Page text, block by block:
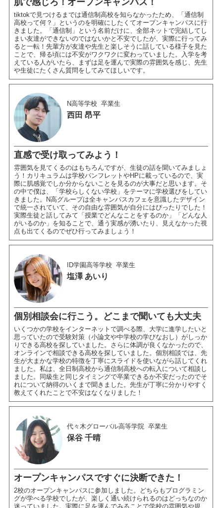
tiktokで見つけるまでは通信制高校を知らなかったため、「通信制
高校って何？」というのを明確にしたくてオープンキャンパスに行
きました。「通信制」という名前だけに、全部ネットで完結してし
まい友達ができないのではないかと不安でしたが、実際に行ってみ
ると一転！先輩方が友達や先生と楽しそうに話している様子を見た
ことで、帰る頃には不安がワクワクに変わっていました。入学を考
えている人がいたら、まずは足を運んで実際の雰囲気を感じ、先生
や生徒にたくさん質問をしてみてほしいです。
N高等学校 卒業生
西田 昂平
直感で受け取ってみよう！
雰囲気を見てくるのはもちろんですが、生徒の話を聞いてみましょ
う！カリキュラムは学校パンフレットやHPに載っているので、実
際に肌感覚でしか分からないことを見るのが大事だと思います。そ
の中で僕は、「学校らしくない学校」をテーマに学校選びをしてい
きました。N高グループは全キャンパスカフェを意識したデザイン
で統一されていて、その自由な雰囲気が自分にはぴったりでした！
実際生徒と話してみて「授業でどんなことをするのか」「どんな人
がいるのか」を知ることで、通う実感が湧いたり、見えなかった視
点も出てくるのでぜひ行ってみましょう！
ID学園高等学校 卒業生
塩澤 あいり
個別相談会に行こう。どこまで聞いても大丈夫
いくつかの学校をインターネットで調べる際、大学に進学したいと
思っていたので受験対策（小論文や中学校の学びなおし）がしっか
りできる高校を探していました。さらに体調が良くなかったので、
オンラインで相談できる高校を探していました。個別相談では、先
生が大まかな学校の特徴を丁寧にスライドを使いながら話してくれ
ました。私は、全日制高校から通信制高校への転入について相談し
ました。同級生と同じタイミングで卒業できるか不安だったのでそ
れについて納得のいくまで聞きました。先生が丁寧に分かりやすく
教えてくれたことで不安はなくなりました！
代々木グローバル高等学院 卒業生
保谷 千晴
オープンキャンパスですぐに決断できた！
2校のオープンキャンパスに参加しました。どちらもプログラミン
グが学べる学校でしたが、楽しく通い続けられるのはどっちなのか
迷っていました。実際に足を運んでみることで学校の雰囲気や規